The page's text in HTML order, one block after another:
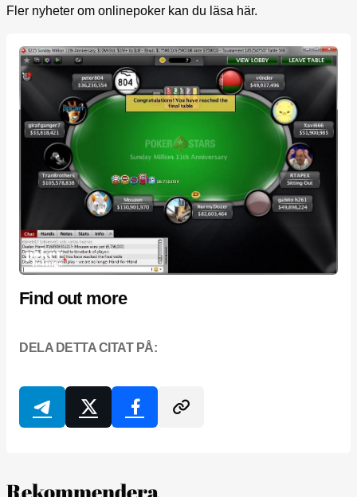
Fler nyheter om onlinepoker kan du läsa här.
Find out more
DELA DETTA CITAT PÅ:
Rekommendera